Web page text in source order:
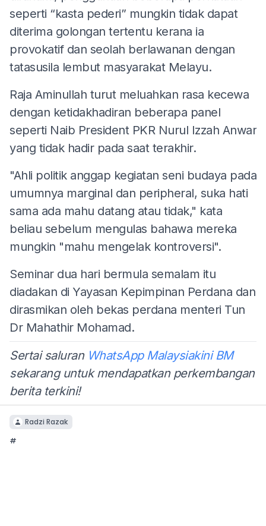
seperti “kasta pederi” mungkin tidak dapat
diterima golongan tertentu kerana ia
provokatif dan seolah berlawanan dengan
tatasusila lembut masyarakat Melayu.
Raja Aminullah turut meluahkan rasa kecewa
dengan ketidakhadiran beberapa panel
seperti Naib President PKR Nurul Izzah Anwar
yang tidak hadir pada saat terakhir.
"Ahli politik anggap kegiatan seni budaya pada
umumnya marginal dan peripheral, suka hati
sama ada mahu datang atau tidak," kata
beliau sebelum mengulas bahawa mereka
mungkin "mahu mengelak kontroversi".
Seminar dua hari bermula semalam itu
diadakan di Yayasan Kepimpinan Perdana dan
dirasmikan oleh bekas perdana menteri Tun
Dr Mahathir Mohamad.
Sertai saluran WhatsApp Malaysiakini BM
sekarang untuk mendapatkan perkembangan
berita terkini!
Radzi Razak
#